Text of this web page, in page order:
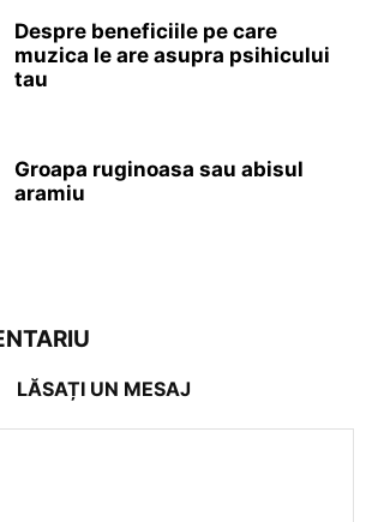
Despre beneficiile pe care
muzica le are asupra psihicului
tau
Groapa ruginoasa sau abisul
aramiu
LĂSAȚI UN MESAJ